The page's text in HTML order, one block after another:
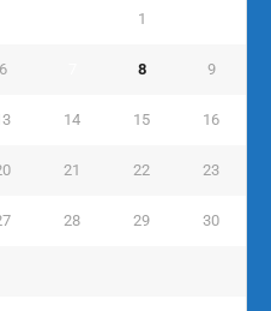
1
6 8 9
14 15 16
21 22 23
28 29 30